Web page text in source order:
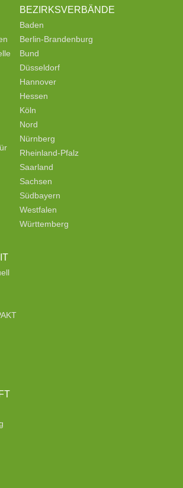
BEZIRKSVERBÄNDE
Baden
Berlin-Brandenburg
Bund
Düsseldorf
Hannover
Hessen
Köln
Nord
Nürnberg
Rheinland-Pfalz
Saarland
Sachsen
Südbayern
Westfalen
Württemberg